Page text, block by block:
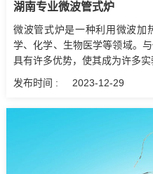
湖南专业微波管式炉
微波管式炉是一种利用微波加
学、化学、生物医学等领域。
具有许多优势，使其成为许多
发布时间 :
2023-12-29